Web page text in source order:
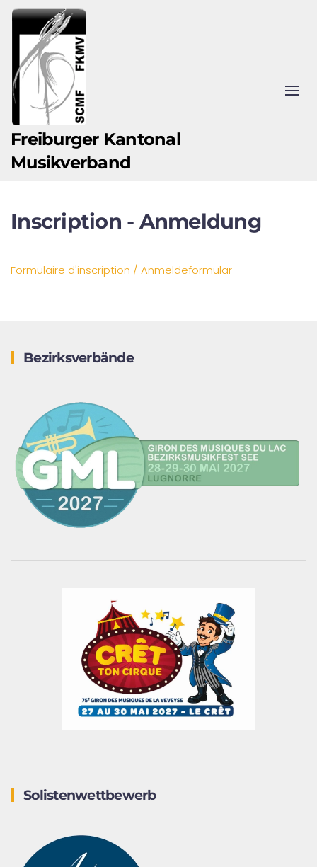
Zum Hauptinhalt springen
Freiburger Kantonal
Musikverband
Inscription - Anmeldung
Formulaire d'inscription / Anmeldeformular
Bezirksverbände
Solistenwettbewerb